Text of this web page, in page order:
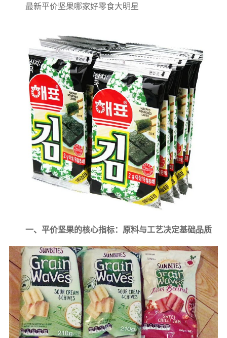
最新平价坚果哪家好零食大明星
一、平价坚果的核心指标：原料与工艺决定基础品质